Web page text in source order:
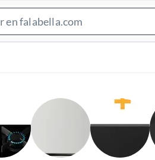
Bar